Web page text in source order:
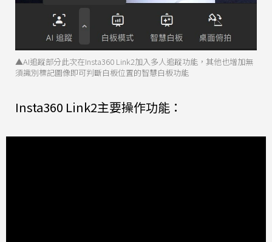
▲AI追蹤部分此次在Insta360 Link2加入多人追蹤功能，其他也增加無
須識別標記圖像即可判斷白板位置的智慧白板功能
Insta360 Link2主要操作功能：